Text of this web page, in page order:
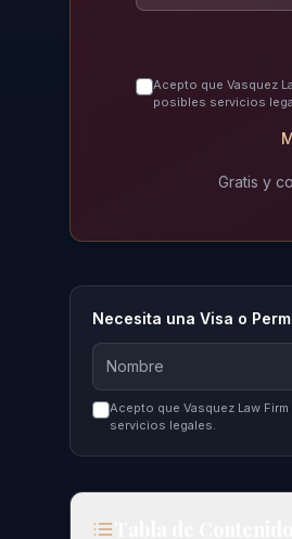
Acepto que Vasquez
posibles servicios
Gratis y
Necesita una Visa o
Acepto que Vasquez Law
servicios legales.